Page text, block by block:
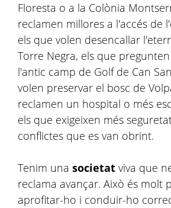
Floresta o a la Colònia
reclamen millores a l'accés de
els que volen desencallar
Torre Negra, els que
l'antic camp de Golf de Can
volen preservar el bosc de
reclamen un hospital o més
els que exigeixen més
conflictes que es van obrint.
Tenim una societat viva que
reclama avançar. Això és molt
aprofitar-ho i conduir-ho